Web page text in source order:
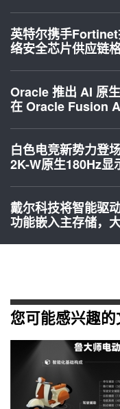
英特尔携手
络安全芯片供应链
Oracle 推出 AI 原
在 Oracle Fusion
白色电竞新势力登
2K-W原生180Hz显
戴尔科技将智能驱
功能嵌入主存储，
您可能感兴趣